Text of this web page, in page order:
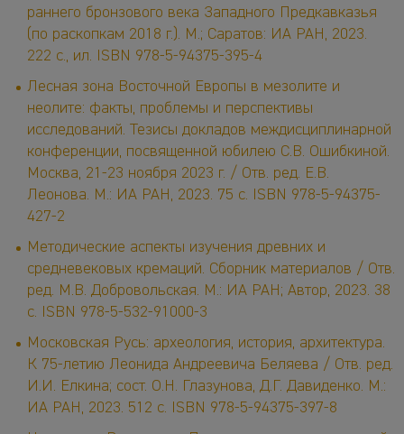
раннего бронзового века Западного Предкавказья
(по раскопкам 2018 г.). М.; Саратов: ИА РАН, 2023.
222 с., ил. ISBN 978-5-94375-395-4
Лесная зона Восточной Европы в мезолите и
неолите: факты, проблемы и перспективы
исследований. Тезисы докладов междисциплинарной
конференции, посвященной юбилею С.В. Ошибкиной.
Москва, 21-23 ноября 2023 г. / Отв. ред. Е.В.
Леонова. М.: ИА РАН, 2023. 75 с. ISBN 978-5-94375-
427-2
Методические аспекты изучения древних и
средневековых кремаций. Сборник материалов / Отв.
ред. М.В. Добровольская. М.: ИА РАН; Автор, 2023. 38
с. ISBN 978-5-532-91000-3
Московская Русь: археология, история, архитектура.
К 75-летию Леонида Андреевича Беляева / Отв. ред.
И.И. Елкина; сост. О.Н. Глазунова, Д.Г. Давиденко. М.:
ИА РАН, 2023. 512 с. ISBN 978-5-94375-397-8